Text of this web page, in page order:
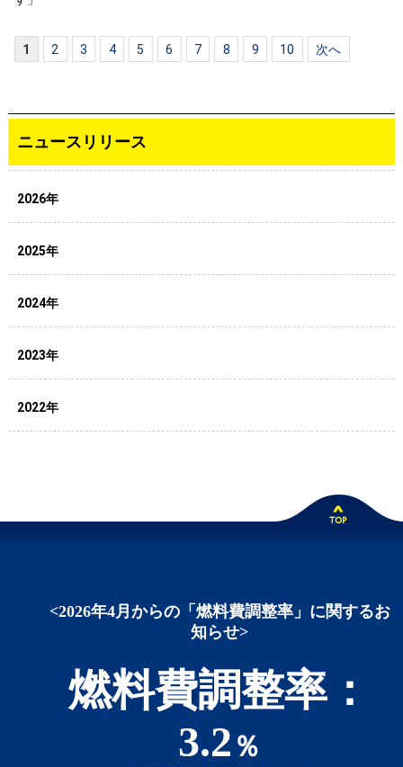
1 2 3 4 5 6 7 8 9 10 次へ
ニュースリリース
2026年
2025年
2024年
2023年
2022年
<2026年4月からの「燃料費調整率」に関するお
知らせ>
燃料費調整率：
3.2 ％